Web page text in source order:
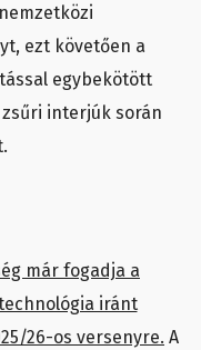
ezt követően a
egybekötött
interjúk során
már fogadja a
iránt
26-os versenyre. A